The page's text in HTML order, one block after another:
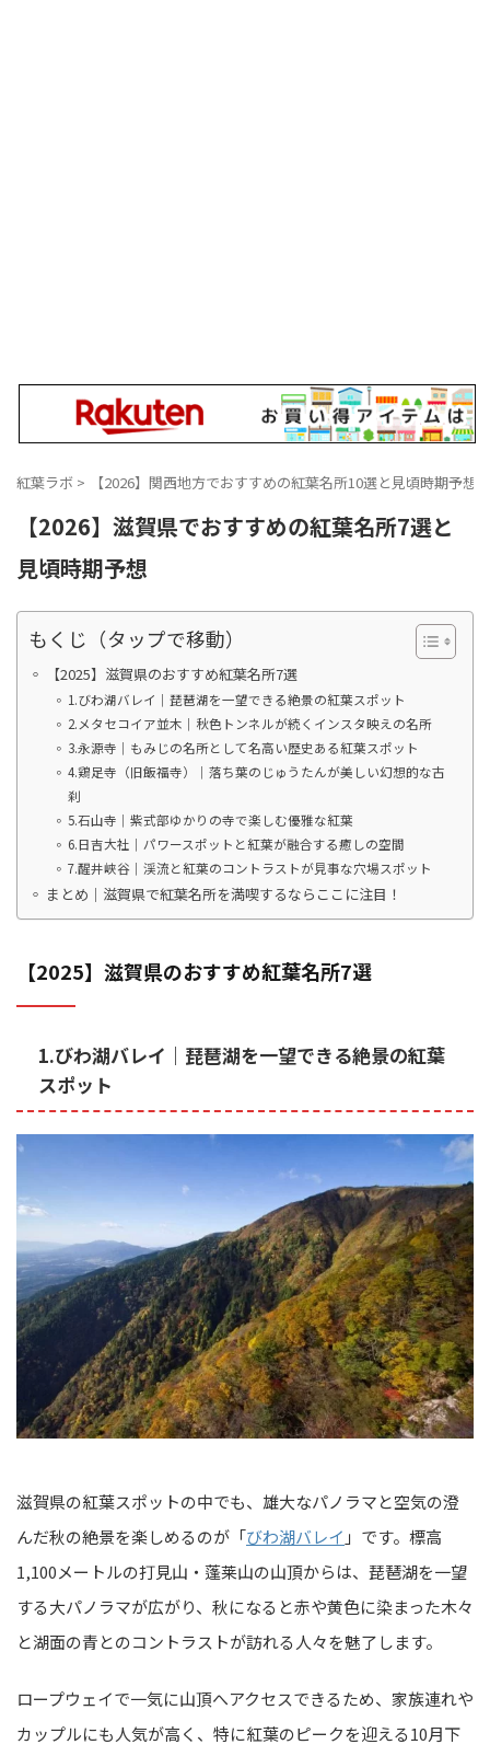
紅葉ラボ > 【2026】関西地方でおすすめの紅葉名所10選と見頃時期予想
【2026】滋賀県でおすすめの紅葉名所7選と
見頃時期予想
もくじ（タップで移動）
【2025】滋賀県のおすすめ紅葉名所7選
1.びわ湖バレイ｜琵琶湖を一望できる絶景の紅葉スポット
2.メタセコイア並木｜秋色トンネルが続くインスタ映えの名所
3.永源寺｜もみじの名所として名高い歴史ある紅葉スポット
4.鶏足寺（旧飯福寺）｜落ち葉のじゅうたんが美しい幻想的な古
刹
5.石山寺｜紫式部ゆかりの寺で楽しむ優雅な紅葉
6.日吉大社｜パワースポットと紅葉が融合する癒しの空間
7.醒井峡谷｜渓流と紅葉のコントラストが見事な穴場スポット
まとめ｜滋賀県で紅葉名所を満喫するならここに注目！
【2025】滋賀県のおすすめ紅葉名所7選
1.びわ湖バレイ｜琵琶湖を一望できる絶景の紅葉
スポット
滋賀県の紅葉スポットの中でも、雄大なパノラマと空気の澄
んだ秋の絶景を楽しめるのが「びわ湖バレイ 」です。標高
1,100メートルの打見山・蓬莱山の山頂からは、琵琶湖を一望
する大パノラマが広がり、秋になると赤や黄色に染まった木々
と湖面の青とのコントラストが訪れる人々を魅了します。
ロープウェイで一気に山頂へアクセスできるため、家族連れや
カップルにも人気が高く、特に紅葉のピークを迎える10月下